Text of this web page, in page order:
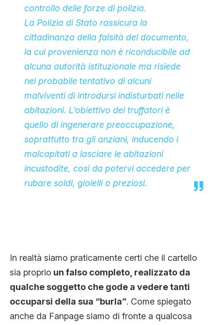
controllo delle forze di polizia.
La Polizia di Stato rassicura la
cittadinanza della falsità del documento,
la cui provenienza non è riconducibile ad
alcuna autorità istituzionale ma risiede
nel probabile tentativo di alcuni
malviventi di introdursi indisturbati nelle
abitazioni. L’obiettivo dei truffatori è
quello di ingenerare preoccupazione,
soprattutto tra gli anziani, inducendo i
malcapitati a lasciare le abitazioni
incustodite, così da potervi accedere per
rubare soldi, gioielli o preziosi.
In realtà siamo praticamente certi che il cartello
sia proprio un falso completo, realizzato da
qualche soggetto che gode a vedere tanti
occuparsi della sua “burla”. Come spiegato
anche da Fanpage siamo di fronte a qualcosa